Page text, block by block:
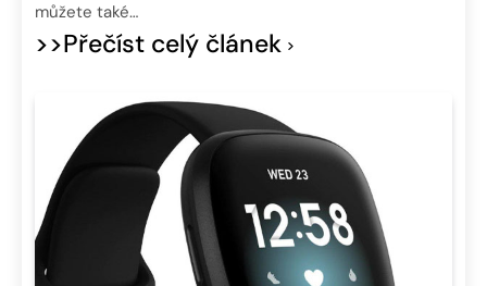
můžete také…
>>Přečíst celý článek